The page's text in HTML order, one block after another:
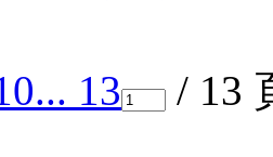
... 13 / 13